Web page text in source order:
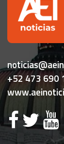
+52 473 690